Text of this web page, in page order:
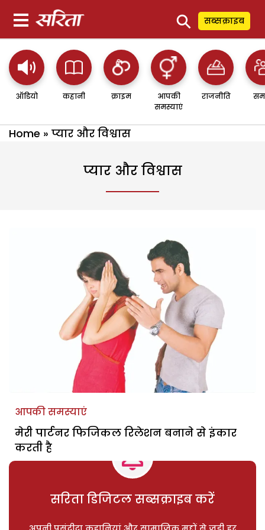
⚲ सब्सक्राइब
ऑडियो कहानी क्राइम
आपकी
समस्याएं
राजनीति
Home » प्यार और विश्वास
प्यार और विश्वास
आपकी समस्याएं
मेरी पार्टनर फिजिकल रिलेशन बनाने से इंकार
करती है
सरिता डिजिटल सब्सक्राइब करें